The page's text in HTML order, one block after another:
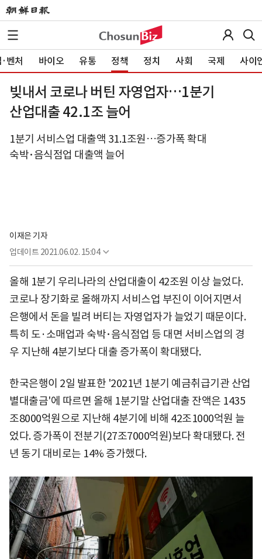
벤처 바이오 유통 정책 정치 사회 국제 사이
빚내서 코로나 버틴 자영업자…1분기
산업대출 42.1조 늘어
1분기 서비스업 대출액 31.1조원…증가폭 확대
숙박･음식점업 대출액 늘어
이재은 기자
업데이트 2021.06.02. 15:04
올해 1분기 우리나라의 산업대출이 42조원 이상 늘었다.
코로나 장기화로 올해까지 서비스업 부진이 이어지면서
은행에서 돈을 빌려 버티는 자영업자가 늘었기 때문이다.
특히 도·소매업과 숙박･음식점업 등 대면 서비스업의 경
우 지난해 4분기보다 대출 증가폭이 확대됐다.
한국은행이 2일 발표한 '2021년 1분기 예금취급기관 산업
별대출금'에 따르면 올해 1분기말 산업대출 잔액은 1435
조8000억원으로 지난해 4분기에 비해 42조1000억원 늘
었다. 증가폭이 전분기(27조7000억원)보다 확대됐다. 전
년 동기 대비로는 14% 증가했다.